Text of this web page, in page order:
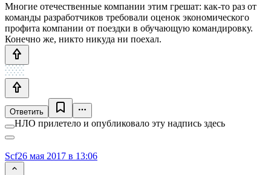
Многие отечественные компании этим грешат: как-то раз от
команды разработчиков требовали оценок экономического
профита компании от поездки в обучающую командировку.
Конечно же, никто никуда ни поехал.
Ответить
НЛО прилетело и опубликовало эту надпись здесь
Scf26 мая 2017 в 13:06